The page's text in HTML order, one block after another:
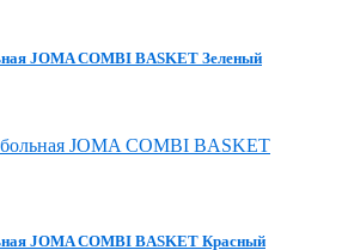
JOMA COMBI BASKET Зеленый
JOMA COMBI BASKET Красный